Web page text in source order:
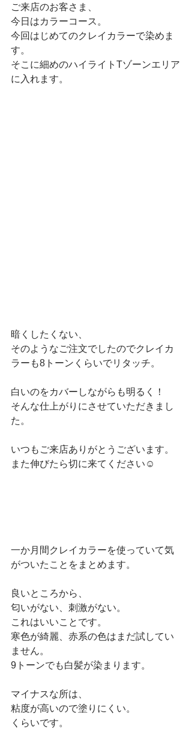
ご来店のお客さま、
今日はカラーコース。
今回はじめてのクレイカラーで染めま
す。
そこに細めのハイライトTゾーンエリア
に入れます。
暗くしたくない、
そのようなご注文でしたのでクレイカ
ラーも8トーンくらいでリタッチ。
白いのをカバーしながらも明るく！
そんな仕上がりにさせていただきまし
た。
いつもご来店ありがとうございます。
また伸びたら切に来てください☺
一か月間クレイカラーを使っていて気
がついたことをまとめます。
良いところから、
匂いがない、刺激がない。
これはいいことです。
寒色が綺麗、赤系の色はまだ試してい
ません。
9トーンでも白髪が染まります。
マイナスな所は、
粘度が高いので塗りにくい。
くらいです。